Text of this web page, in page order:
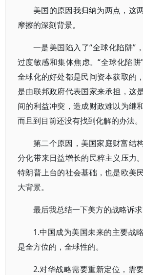
美国的原因我归纳为两点，这
摩擦的深刻背景。
一是美国陷入了“全球化陷阱”
过度敏感和集体焦虑。“全球化陷阱
全球化的好处都是民间资本获取的
是由联邦政府代表国家来承担，这
间的利益冲突，造成财政难以为继
而且到目前还没有找到化解的办法。
第二个原因，美国家庭财富结
分化带来日益增长的民粹主义压力
特朗普上台的社会基础，也是欧美
大背景。
最后我总结一下美方的战略诉求
1.中国成为美国未来的主要战
是全方位的，全球性的。
2.对华战略需要重新定位，需